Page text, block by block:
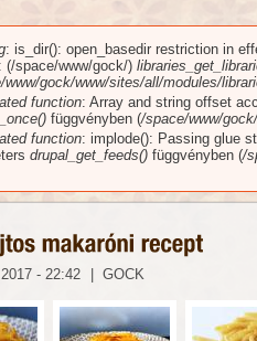
: is_dir(): open_basedir restriction in
(/space/www/gock/)
www/gock/www/sites/all/modules/
function: Array and string offset
függvényben (/space/www/
function: implode(): Passing glue
drupal_get_feeds() függvényben (/
- 22:42 GOCK